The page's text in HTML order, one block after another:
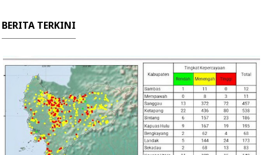
BERITA TERKINI